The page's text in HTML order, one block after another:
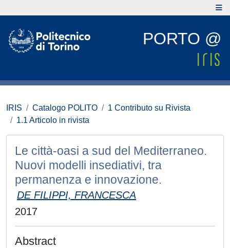
PORTO @
IRIS Catalogo POLITO
1 Contributo su Rivista
1.1 Articolo in rivista
Le città-oasi a sud del Mediterraneo.
Nuovi modelli insediativi, tra
permanenza e innovazione.
DE FILIPPI, FRANCESCA
2017
Abstract